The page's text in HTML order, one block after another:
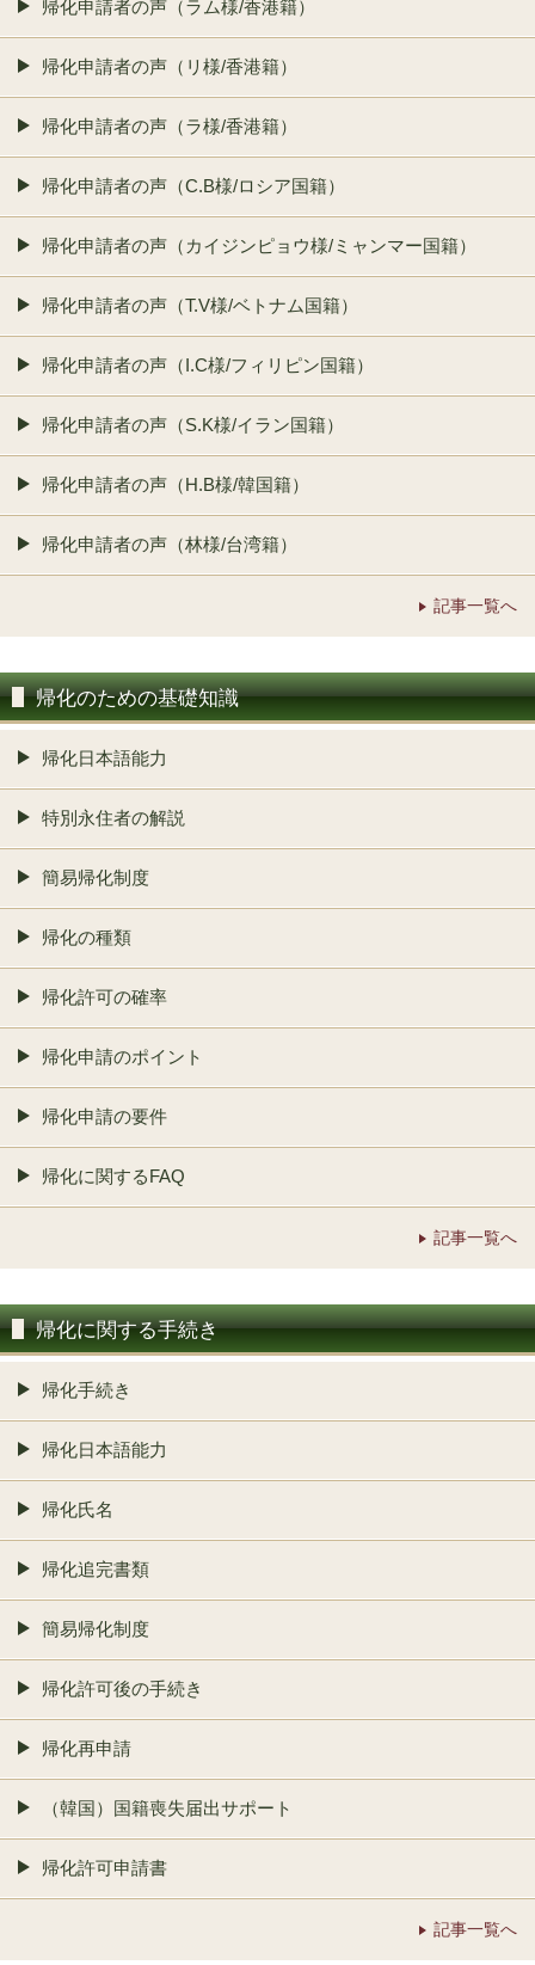
帰化申請者の声（ラム様/香港籍）
帰化申請者の声（リ様/香港籍）
帰化申請者の声（ラ様/香港籍）
帰化申請者の声（C.B様/ロシア国籍）
帰化申請者の声（カイジンピョウ様/ミャンマー国籍）
帰化申請者の声（T.V様/ベトナム国籍）
帰化申請者の声（I.C様/フィリピン国籍）
帰化申請者の声（S.K様/イラン国籍）
帰化申請者の声（H.B様/韓国籍）
帰化申請者の声（林様/台湾籍）
記事一覧へ
帰化のための基礎知識
帰化日本語能力
特別永住者の解説
簡易帰化制度
帰化の種類
帰化許可の確率
帰化申請のポイント
帰化申請の要件
帰化に関するFAQ
記事一覧へ
帰化に関する手続き
帰化手続き
帰化日本語能力
帰化氏名
帰化追完書類
簡易帰化制度
帰化許可後の手続き
帰化再申請
（韓国）国籍喪失届出サポート
帰化許可申請書
記事一覧へ